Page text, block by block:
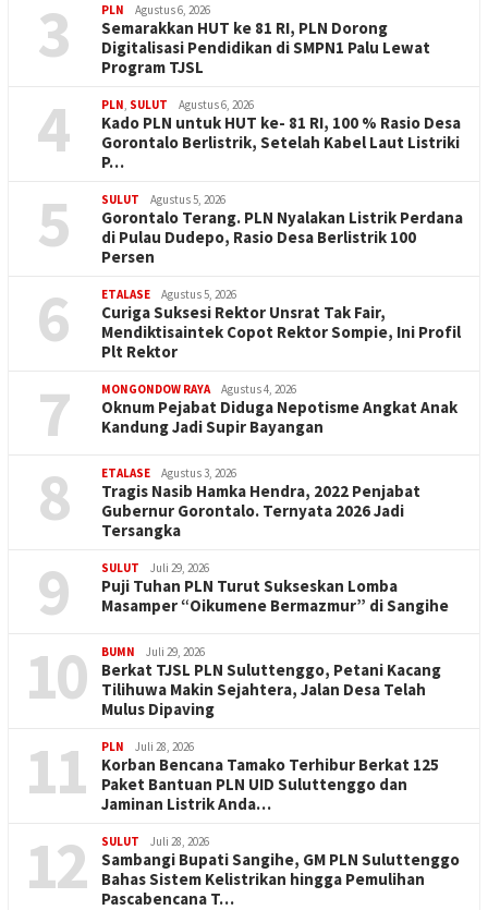
3 PLN Agustus 6, 2026
Semarakkan HUT ke 81 RI, PLN Dorong
Digitalisasi Pendidikan di SMPN1 Palu Lewat
Program TJSL
4 PLN SULUT Agustus 6, 2026
Kado PLN untuk HUT ke- 81 RI, 100 % Rasio Desa
Gorontalo Berlistrik, Setelah Kabel Laut Listriki
P…
5 SULUT Agustus 5, 2026
Gorontalo Terang. PLN Nyalakan Listrik Perdana
di Pulau Dudepo, Rasio Desa Berlistrik 100
Persen
6 ETALASE Agustus 5, 2026
Curiga Suksesi Rektor Unsrat Tak Fair,
Mendiktisaintek Copot Rektor Sompie, Ini Profil
Plt Rektor
7 MONGONDOW RAYA Agustus 4, 2026
Oknum Pejabat Diduga Nepotisme Angkat Anak
Kandung Jadi Supir Bayangan
8 ETALASE Agustus 3, 2026
Tragis Nasib Hamka Hendra, 2022 Penjabat
Gubernur Gorontalo. Ternyata 2026 Jadi
Tersangka
9 SULUT Juli 29, 2026
Puji Tuhan PLN Turut Sukseskan Lomba
Masamper “Oikumene Bermazmur” di Sangihe
10 BUMN Juli 29, 2026
Berkat TJSL PLN Suluttenggo, Petani Kacang
Tilihuwa Makin Sejahtera, Jalan Desa Telah
Mulus Dipaving
11 PLN Juli 28, 2026
Korban Bencana Tamako Terhibur Berkat 125
Paket Bantuan PLN UID Suluttenggo dan
Jaminan Listrik Anda…
12 SULUT Juli 28, 2026
Sambangi Bupati Sangihe, GM PLN Suluttenggo
Bahas Sistem Kelistrikan hingga Pemulihan
Pascabencana T…